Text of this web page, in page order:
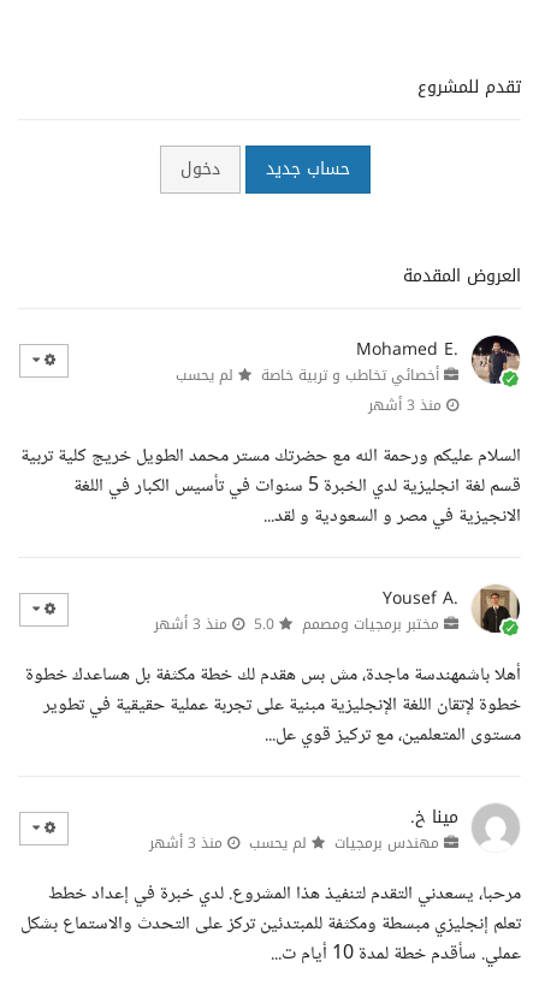
تقدم للمشروع
حساب جديد دخول
العروض المقدمة
Mohamed E.
أخصائي تخاطب و تربية خاصة
لم يحسب
منذ 3 أشهر
السلام عليكم ورحمة الله مع حضرتك مستر محمد الطويل خريج كلية تربية
قسم لغة انجليزية لدي الخبرة 5 سنوات في تأسيس الكبار في اللغة
الانجيزية في مصر و السعودية و لقد...
Yousef A.
مختبر برمجيات ومصمم منذ 3 أشهر
أهلا باشمهندسة ماجدة، مش بس هقدم لك خطة مكثفة بل هساعدك خطوة
خطوة لإتقان اللغة الإنجليزية مبنية على تجربة عملية حقيقية في تطوير
مستوى المتعلمين، مع تركيز قوي عل...
مينا خ.
مهندس برمجيات لم يحسب منذ 3 أشهر
مرحبا، يسعدني التقدم لتنفيذ هذا المشروع. لدي خبرة في إعداد خطط
تعلم إنجليزي مبسطة ومكثفة للمبتدئين تركز على التحدث والاستماع بشكل
عملي. سأقدم خطة لمدة 10 أيام ت...